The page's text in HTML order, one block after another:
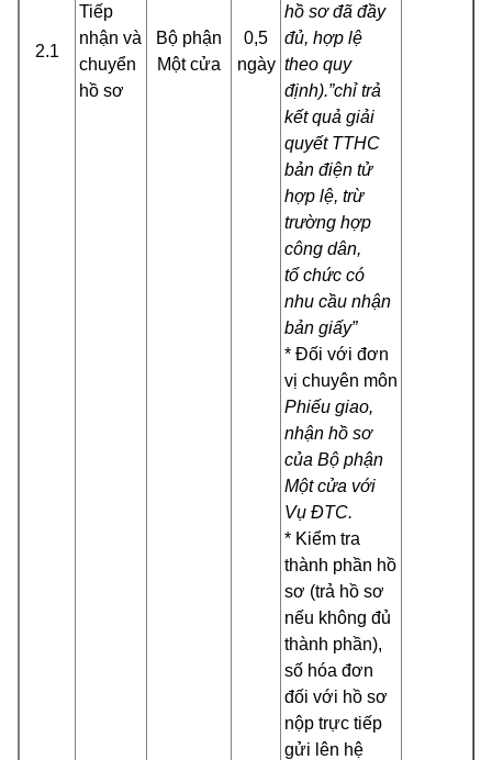
2.1
Tiếp
nhận và
chuyển
hồ sơ
Bộ phận
Một cửa
0,5
ngày
hồ sơ đã đầy
đủ, hợp lệ
theo quy
định).”chỉ trả
kết quả giải
quyết TTHC
bản điện tử
hợp lệ, trừ
trường hợp
công dân,
tổ chức có
nhu cầu nhận
bản giấy”
* Đối với đơn
vị chuyên môn
Phiếu giao,
nhận hồ sơ
của Bộ phận
Một cửa với
Vụ ĐTC.
* Kiểm tra
thành phần hồ
sơ (trả hồ sơ
nếu không đủ
thành phần),
số hóa đơn
đối với hồ sơ
nộp trực tiếp
gửi lên hệ